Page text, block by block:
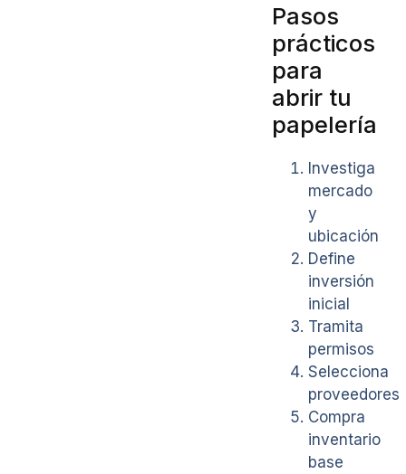
Pasos
prácticos
para
abrir tu
papelería
Investiga
mercado
y
ubicación
Define
inversión
inicial
Tramita
permisos
Selecciona
proveedores
Compra
inventario
base